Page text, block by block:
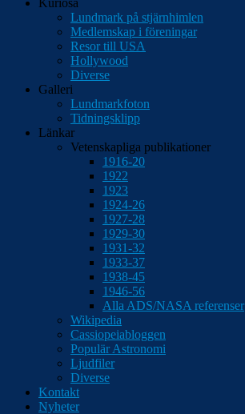
Kuriosa
Lundmark på stjärnhimlen
Medlemskap i föreningar
Resor till USA
Hollywood
Diverse
Galleri
Lundmarkfoton
Tidningsklipp
Länkar
Vetenskapliga publikationer
1916-20
1922
1923
1924-26
1927-28
1929-30
1931-32
1933-37
1938-45
1946-56
Alla ADS/NASA referenser
Wikipedia
Cassiopeiabloggen
Populär Astronomi
Ljudfiler
Diverse
Kontakt
Nyheter